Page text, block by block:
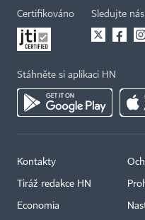
Certifikováno Sledujte nás
Stáhněte si aplikaci HN
Kontakty
Tiráž redakce HN
Economia